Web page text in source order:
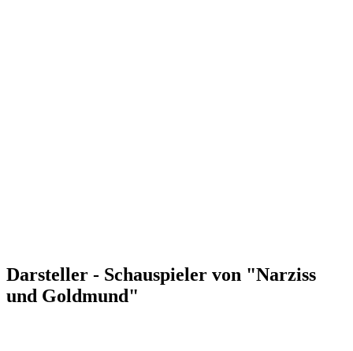
Darsteller - Schauspieler von "Narziss
und Goldmund"